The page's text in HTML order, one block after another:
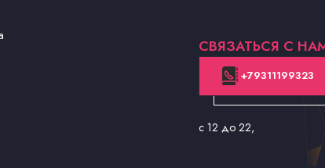
СВЯЗАТЬСЯ С
+79311199323
с 12 до 22,